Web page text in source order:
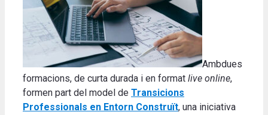
Ambdues
formacions, de curta durada i en format live online,
formen part del model de Transicions
Professionals en Entorn Construït, una iniciativa